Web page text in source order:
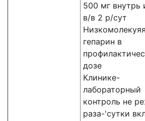
500 мг внутрь
в/в 2 р/сут
гепарин в
Клинике-
лабораторный
контроль не
раза-'сутки